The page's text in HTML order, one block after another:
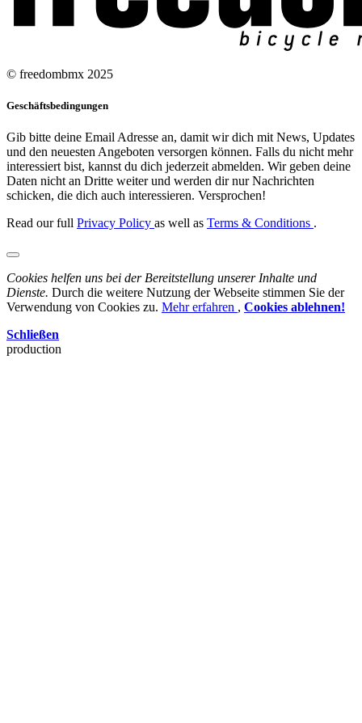
© freedombmx 2025
Geschäftsbedingungen
Gib bitte deine Email Adresse an, damit wir dich mit News, Updates
und den neuesten Angeboten versorgen können. Falls du nicht mehr
interessiert bist, kannst du dich jederzeit abmelden. Wir geben deine
Daten nicht an Dritte weiter und werden dir nur Nachrichten
schicken, die dich auch interessieren. Versprochen!
Read our full Privacy Policy as well as Terms & Conditions .
Cookies helfen uns bei der Bereitstellung unserer Inhalte und
Dienste. Durch die weitere Nutzung der Webseite stimmen Sie der
Verwendung von Cookies zu. Mehr erfahren , Cookies ablehnen!
Schließen
production